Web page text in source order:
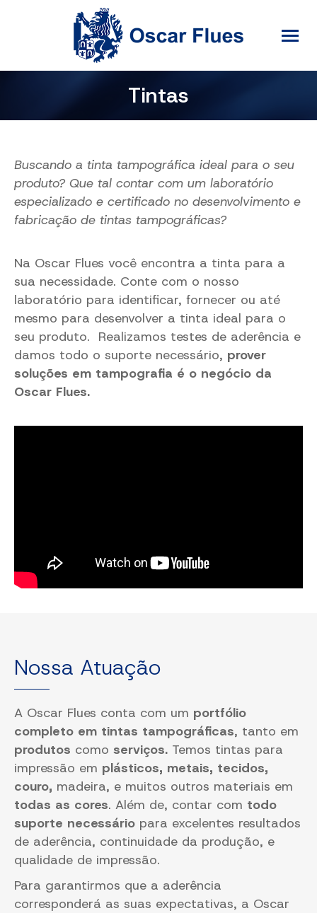
Tintas
Buscando a tinta tampográfica ideal para o seu
produto? Que tal contar com um laboratório
especializado e certificado no desenvolvimento e
fabricação de tintas tampográficas?
Na Oscar Flues você encontra a tinta para a
sua necessidade. Conte com o nosso
laboratório para identificar, fornecer ou até
mesmo para desenvolver a tinta ideal para o
seu produto. Realizamos testes de aderência e
damos todo o suporte necessário, prover
soluções em tampografia é o negócio da
Oscar Flues.
Nossa Atuação
A Oscar Flues conta com um portfólio
completo em tintas tampográficas, tanto em
produtos como serviços. Temos tintas para
impressão em plásticos, metais, tecidos,
couro, madeira, e muitos outros materiais em
todas as cores. Além de, contar com todo
suporte necessário para excelentes resultados
de aderência, continuidade da produção, e
qualidade de impressão.
Para garantirmos que a aderência
corresponderá as suas expectativas, a Oscar